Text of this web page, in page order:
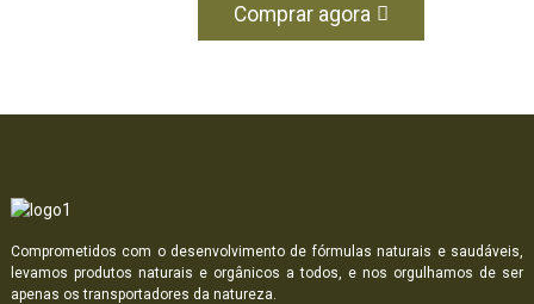
Comprar agora
Comprometidos com o desenvolvimento de fórmulas naturais e saudáveis,
levamos produtos naturais e orgânicos a todos, e nos orgulhamos de ser
apenas os transportadores da natureza.